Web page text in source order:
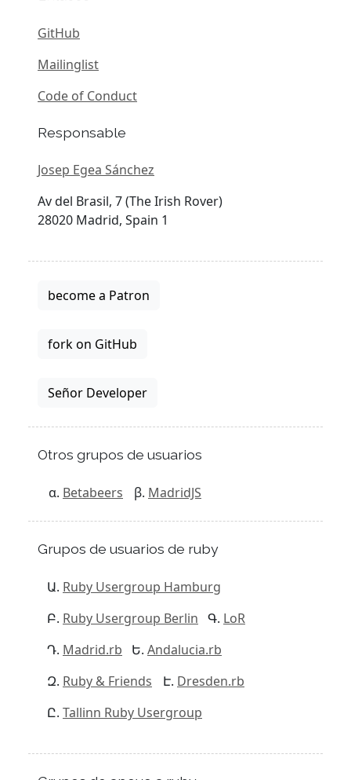
GitHub
Mailinglist
Code of Conduct
Responsable
Josep Egea Sánchez
Av del Brasil, 7 (The Irish Rover)
28020 Madrid, Spain 1
become a Patron
fork on GitHub
Señor Developer
Otros grupos de usuarios
Betabeers MadridJS
Grupos de usuarios de ruby
Ruby Usergroup Hamburg
Ruby Usergroup Berlin
LoR
Madrid.rb
Andalucia.rb
Ruby & Friends
Dresden.rb
Tallinn Ruby Usergroup